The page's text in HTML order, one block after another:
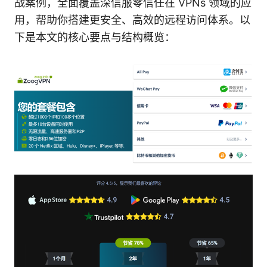
战案例，全面覆盖深信服零信任在 VPNs 领域的应
用，帮助你搭建更安全、高效的远程访问体系。以
下是本文的核心要点与结构概览：